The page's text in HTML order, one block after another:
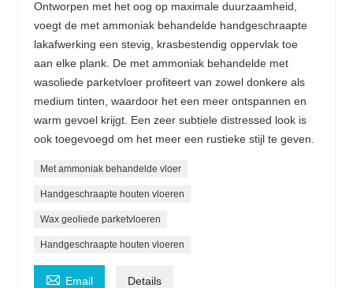
Ontworpen met het oog op maximale duurzaamheid,
voegt de met ammoniak behandelde handgeschraapte
lakafwerking een stevig, krasbestendig oppervlak toe
aan elke plank. De met ammoniak behandelde met
wasoliede parketvloer profiteert van zowel donkere als
medium tinten, waardoor het een meer ontspannen en
warm gevoel krijgt. Een zeer subtiele distressed look is
ook toegevoegd om het meer een rustieke stijl te geven.
Met ammoniak behandelde vloer
Handgeschraapte houten vloeren
Wax geoliede parketvloeren
Handgeschraapte houten vloeren
 Email Details